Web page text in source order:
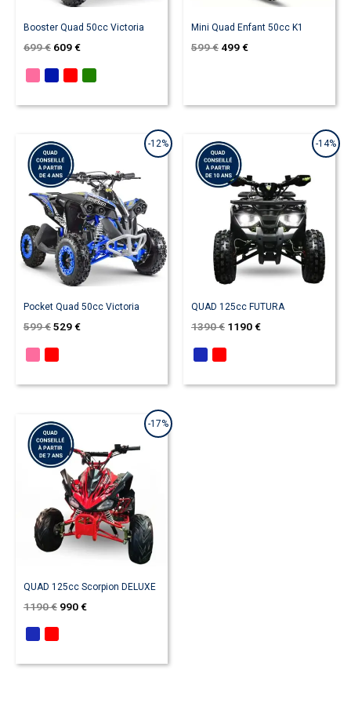
Booster Quad 50cc Victoria
699€ 609€
Mini Quad Enfant 50cc K1
599€ 499€
-12%
Pocket Quad 50cc Victoria
599€
Le
prix
initial
était :
599 €.
529€
est :
529 €.
-14%
QUAD 125cc FUTURA
1390€
Le
prix
initial
était :
1390 €.
1190€
est :
1190 €.
-17%
QUAD 125cc Scorpion DELUXE
1190€
prix
initial
était :
1190 €.
990€
actuel
est :
990 €.